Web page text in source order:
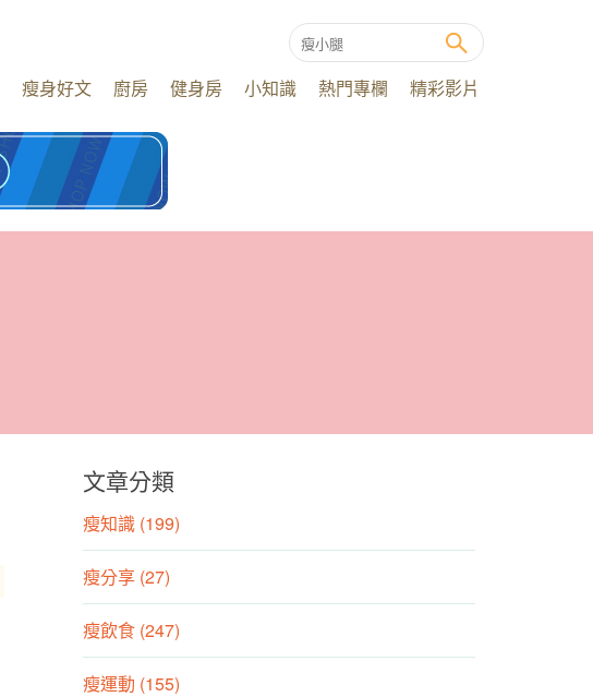
瘦身好文 廚房 健身房 小知識 熱門專欄 精彩影片
文章分類
瘦知識 (199)
瘦分享 (27)
瘦飲食 (247)
瘦運動 (155)